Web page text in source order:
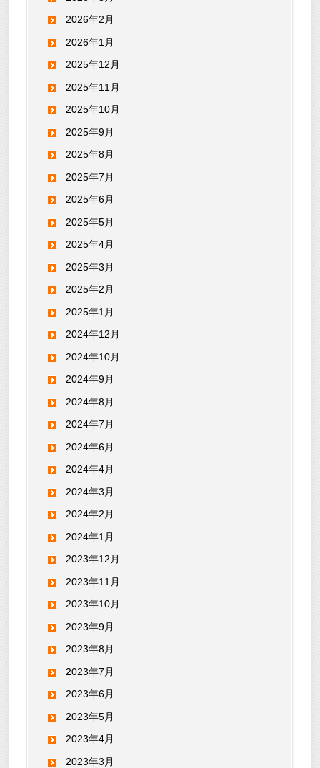
2026年2月
2026年1月
2025年12月
2025年11月
2025年10月
2025年9月
2025年8月
2025年7月
2025年6月
2025年5月
2025年4月
2025年3月
2025年2月
2025年1月
2024年12月
2024年10月
2024年9月
2024年8月
2024年7月
2024年6月
2024年4月
2024年3月
2024年2月
2024年1月
2023年12月
2023年11月
2023年10月
2023年9月
2023年8月
2023年7月
2023年6月
2023年5月
2023年4月
2023年3月